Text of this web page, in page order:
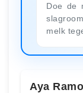
Doe de
melk
Aya